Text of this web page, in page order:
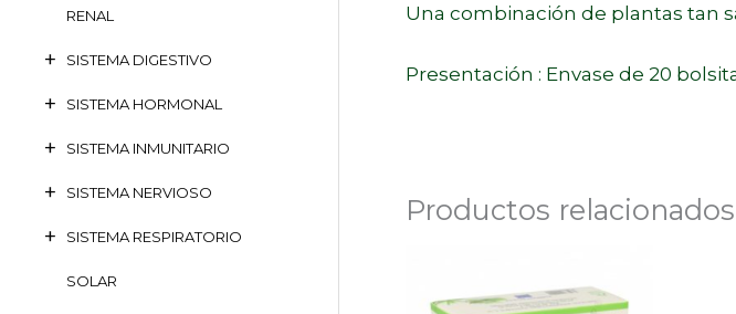
RENAL
SISTEMA DIGESTIVO
SISTEMA HORMONAL
SISTEMA INMUNITARIO
SISTEMA NERVIOSO
SISTEMA RESPIRATORIO
SOLAR
Una combinación de plantas tan
Presentación : Envase de 20
Productos relacionados